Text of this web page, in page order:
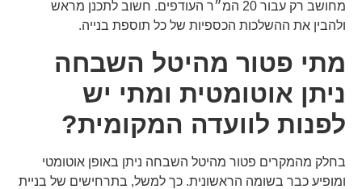
מחושב רק עבור 20 המ״ר העודפים. חשוב לתכנן מראש
ולהבין את ההשלכות הכספיות של כל תוספת בנייה.
מתי פטור מהיטל השבחה
ניתן אוטומטית ומתי יש
לפנות לוועדה המקומית?
בחלק מהמקרים פטור מהיטל השבחה ניתן באופן אוטומטי
ומופיע כבר בשומה הראשונית. כך למשל, בתרחישים של בניית